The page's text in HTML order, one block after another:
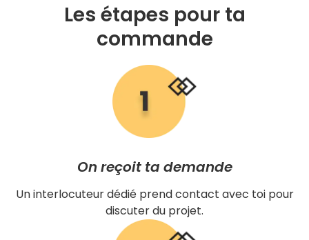
Les étapes pour ta
commande
On reçoit ta demande
Un interlocuteur dédié prend contact avec toi pour
discuter du projet.